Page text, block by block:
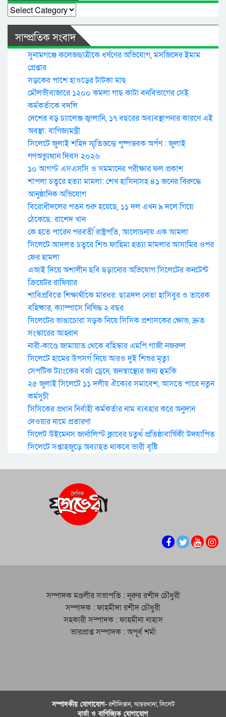
Categories
সাম্প্রতিক সংবাদ
সুনামগঞ্জে কলেজছাত্রীকে ধর্ষণের অভিযোগ, মসজিদের ইমাম
গ্রেপ্তার
সড়কের পাশে হাওড়ের টাটকা মাছ
মৌলভীবাজারে ১২০০ কমলা গাছ কাটা বনবিভাগের সেই
কর্মকর্তাকে বদলি
দেশের বড় চ্যালেঞ্জ জ্বালানি, ১৭ বছরের অব্যবস্থাপনার কারণে এই
অবস্থা: বাণিজ্যমন্ত্রী
সিলেটে জুলাই শহিদ স্মৃতিস্তম্ভে পুষ্পস্তবক অর্পণ : জুলাই
গণঅভ্যুত্থান দিবস ২০২৬
১০ আগস্ট এসএসসি ও সমমানের পরীক্ষার ফল প্রকাশ
শাপলা চত্বরে হত্যা মামলা: শেখ হাসিনাসহ ৪১ জনের বিরুদ্ধে
আনুষ্ঠানিক অভিযোগ
বিরোধীদলের পতন শুরু হয়েছে, ১১ দল এখন ৯ দলে গিয়ে
ঠেকেছে: রাশেদ খান
কে হতে পারেন পরবর্তী রাষ্ট্রপতি, আলোচনায় এক আমলা
সিলেটে আদলত চত্বরে শিশু ফাহিমা হত্যা মামলার আসামির ওপর
ফের হামলা
এআই দিয়ে অশালীন ছবি ছড়ানোর অভিযোগ সিলেটের কনটেন্ট
ক্রিয়েটর রাফিয়ার
শাবিপ্রবিতে শিক্ষার্থীকে মারধর: ছাত্রদল নেতা হাসিবুর ও তারেক
বহিষ্কার, ক্যাম্পাসে নিষিদ্ধ ২ বছর
সিলেটের ভাঙাচোরা সড়ক নিয়ে সিসিক প্রশাসকের ক্ষোভ, দ্রুত
সংস্কারের আহ্বান
নারী-কাণ্ডে জামায়াত থেকে বহিস্কার এমপি গাজী নজরুল
সিলেটে হামের উপসর্গ নিয়ে আরও দুই শিশুর মৃত্যু
সেপটিক ট্যাংকের বর্জ্য ড্রেনে, জনস্বাস্থ্যের জন্য হুমকি
২৫ জুলাই সিলেটে ১১ দলীয় ঐক্যের সমাবেশ, আসতে পারে নতুন
কর্মসুচী
সিসিকের প্রধান নির্বাহী কর্মকর্তার নাম ব্যবহার করে অনুদান
দেওয়ার নামে প্রতারণা
সিলেট উইমেনস জার্নালিস্ট ক্লাবের চতুর্থ প্রতিষ্ঠাবার্ষিকী উদযাপিত
সিলেটে সপ্তাহজুড়ে অব্যাহত থাকবে ভারী বৃষ্টি
সম্পাদক মণ্ডলীর সভাপতি : নূরুর রশীদ চৌধুরী
সম্পাদক : ফাহমীদা রশীদ চৌধুরী
সহকারী সম্পাদক : ফাহমীনা নাহাস
ভারপ্রাপ্ত সম্পাদক : অপূর্ব শর্মা
সম্পাদকীয় যােগাযোগ-রশীদিস্তান, আম্বরখানা, সিলেট
বার্তা ও বাণিজ্যিক যোগাযােগ